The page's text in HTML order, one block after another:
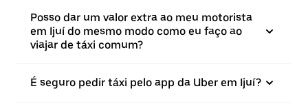
Posso dar um valor extra ao meu motorista
em Ijuí do mesmo modo como eu faço ao
viajar de táxi comum?
É seguro pedir táxi pelo app da Uber em Ijuí?